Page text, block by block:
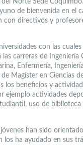
Norte Sede
de bienvenida en el
directivos y
con las
carreras de Ingeniería
Enfermería,
Magíster en Ciencias
los beneficios y
ejemplo actividades
uso de
han sido
los ha ayudado en sus